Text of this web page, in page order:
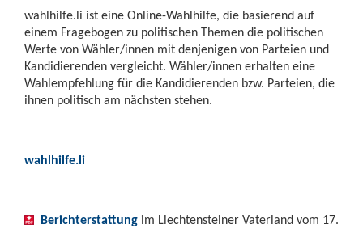
wahlhilfe.li ist eine Online-Wahlhilfe, die basierend auf
einem Fragebogen zu politischen Themen die politischen
Werte von Wähler/innen mit denjenigen von Parteien und
Kandidierenden vergleicht. Wähler/innen erhalten eine
Wahlempfehlung für die Kandidierenden bzw. Parteien, die
ihnen politisch am nächsten stehen.
wahlhilfe.li
Berichterstattung im Liechtensteiner Vaterland vom 17.